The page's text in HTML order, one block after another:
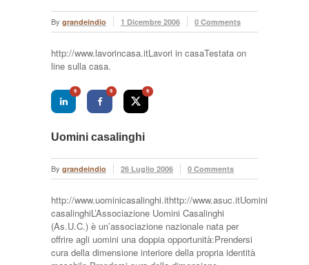
By grandeindio 1 Dicembre 2006 0 Comments
http://www.lavorincasa.itLavori in casaTestata on
line sulla casa.
0 0 0
Uomini casalinghi
By grandeindio 26 Luglio 2006 0 Comments
http://www.uominicasalinghi.ithttp://www.asuc.itUomini
casalinghiL’Associazione Uomini Casalinghi
(As.U.C.) è un’associazione nazionale nata per
offrire agli uomini una doppia opportunità:Prendersi
cura della dimensione interiore della propria identità